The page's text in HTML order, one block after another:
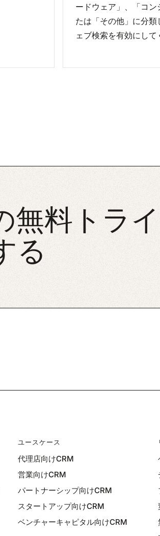
ードウェア」、「コン
たは「その他」に分類
ェブ検索を有効にして
無料トラ
る
ユースケース
代理店向けCRM
営業向けCRM
パートナーシップ向けCRM
スタートアップ向けCRM
ベンチャーキャピタル向けCRM